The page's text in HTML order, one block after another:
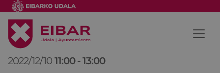
2022/12/10 11:00 -13:00